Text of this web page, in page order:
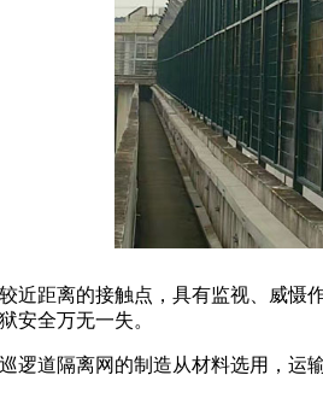
近距离的接触点，具有监视、威
安全万无一失。
道隔离网的制造从材料选用，运